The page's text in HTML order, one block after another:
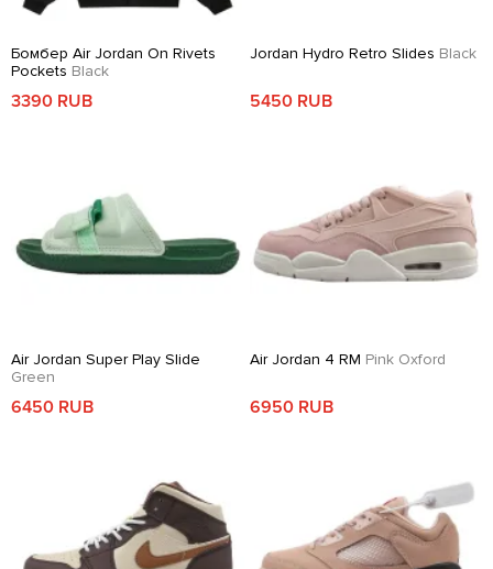
Бомбер Air Jordan On Rivets
Pockets Black
3390 RUB
Jordan Hydro Retro Slides Black
5450 RUB
Air Jordan Super Play Slide
Green
6450 RUB
Air Jordan 4 RM Pink Oxford
6950 RUB